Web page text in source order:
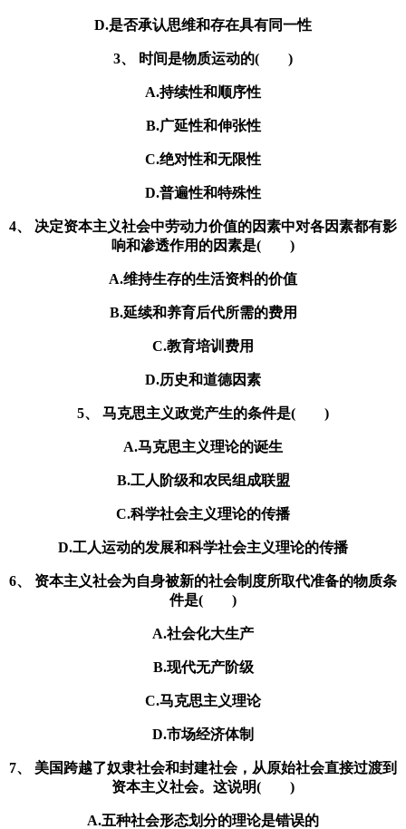
D.是否承认思维和存在具有同一性
3、 时间是物质运动的( )
A.持续性和顺序性
B.广延性和伸张性
C.绝对性和无限性
D.普遍性和特殊性
4、 决定资本主义社会中劳动力价值的因素中对各因素都有影
响和渗透作用的因素是( )
A.维持生存的生活资料的价值
B.延续和养育后代所需的费用
C.教育培训费用
D.历史和道德因素
5、 马克思主义政党产生的条件是( )
A.马克思主义理论的诞生
B.工人阶级和农民组成联盟
C.科学社会主义理论的传播
D.工人运动的发展和科学社会主义理论的传播
6、 资本主义社会为自身被新的社会制度所取代准备的物质条
件是( )
A.社会化大生产
B.现代无产阶级
C.马克思主义理论
D.市场经济体制
7、 美国跨越了奴隶社会和封建社会，从原始社会直接过渡到
资本主义社会。这说明( )
A.五种社会形态划分的理论是错误的